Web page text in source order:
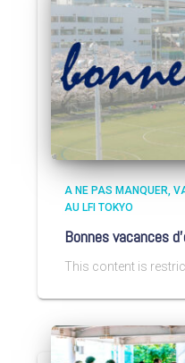
A NE PAS MANQUER
AU LFI TOKYO
Bonnes vacances
This content is